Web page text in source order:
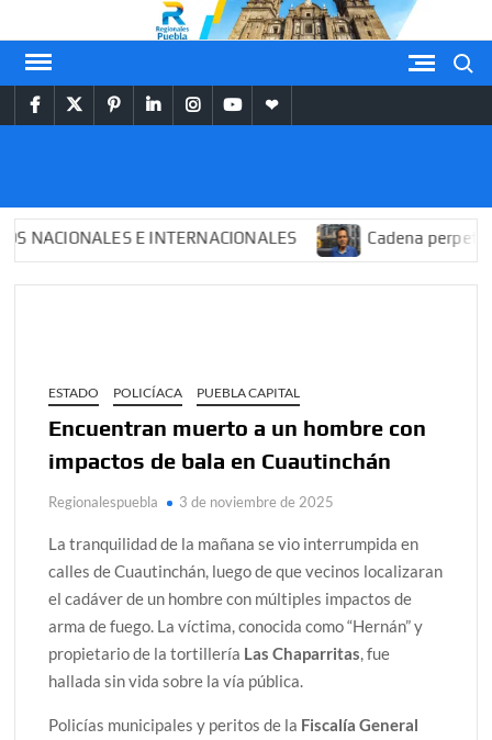
al
contenido
facebooktwitterpinterest
linkedininstagram
youtubethemespiral
PUEBLA
E INTERNACIONALES Cadena perpetua
ESTADO POLICÍACA PUEBLA CAPITAL
Encuentran muerto a un hombre con
impactos de bala en Cuautinchán
Regionalespuebla 3 de noviembre de 2025
La tranquilidad de la mañana se vio interrumpida en
calles de Cuautinchán, luego de que vecinos localizaran
el cadáver de un hombre con múltiples impactos de
arma de fuego. La víctima, conocida como “Hernán” y
propietario de la tortillería Las Chaparritas , fue
hallada sin vida sobre la vía pública.
Policías municipales y peritos de la Fiscalía General